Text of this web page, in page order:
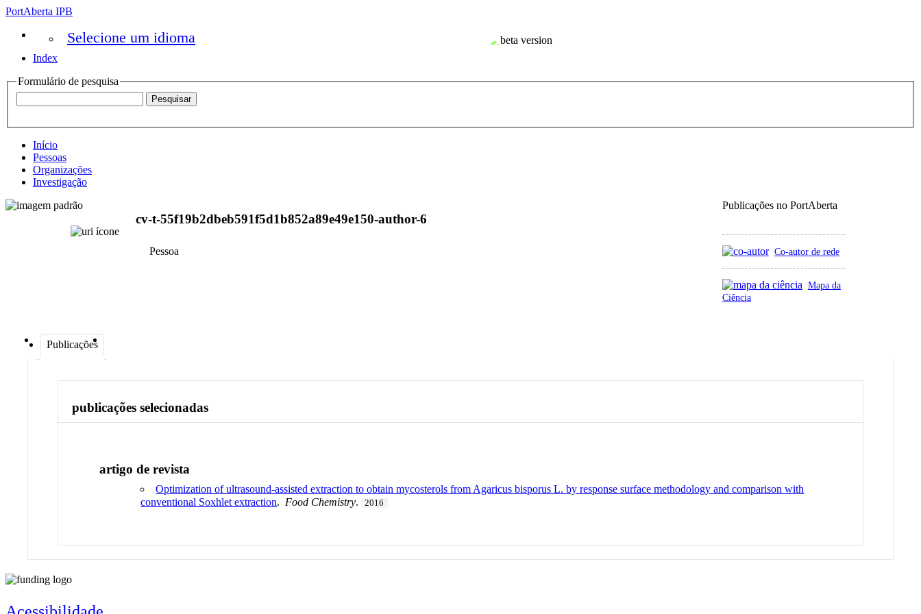
PortAberta IPB
Selecione um idioma
Index
Formulário de pesquisa
Início
Pessoas
Organizações
Investigação
Publicações no PortAberta
Co-autor de rede
Mapa da
Ciência
cv-t-55f19b2dbeb591f5d1b852a89e49e150-author-6
Pessoa
Publicações
publicações selecionadas
artigo de revista
Optimization of ultrasound-assisted extraction to obtain mycosterols from Agaricus bisporus L. by response surface methodology and comparison with
conventional Soxhlet extraction. Food Chemistry. 2016